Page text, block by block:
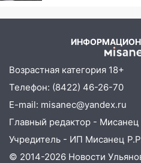
Возрастная категория 18+
Телефон: (8422) 46-26-70
E-mail: misanec@yandex.ru
Главный редактор -
Учредитель - ИП Мисанец
© 2014-2026 Новости